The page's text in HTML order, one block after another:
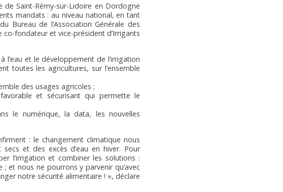
Saint-Rémy-sur-Lidoire en Dordogne
mandats : au niveau national, en tant
Bureau de l’Association Générale des
fondateur et vice-président d’Irrigants
l’eau et le développement de l’irrigation
toutes les agricultures, sur l’ensemble
des usages agricoles ;
et sécurisant qui permette le
le numérique, la data, les nouvelles
: le changement climatique nous
et des excès d’eau en hiver. Pour
l’irrigation et combiner les solutions :
et nous ne pourrons y parvenir qu’avec
notre sécurité alimentaire ! », déclare